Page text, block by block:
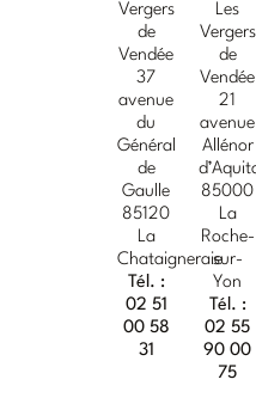
Vergers
de
Vendée
37
avenue
du
Général
de
Gaulle
85120
La
Chataigneraie
Tél. :
02 51
00 58
31
Les
Vergers
de
Vendée
21
avenue
Allénor
85000
La
Roche-
sur-
Yon
Tél. :
02 55
90 00
75